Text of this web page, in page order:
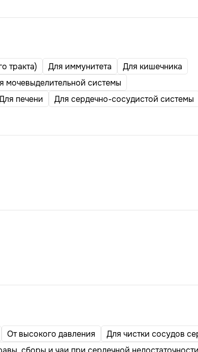
тракта) Для иммунитета
Для кишечника
мочевыделительной системы
печени
Для сердечно-сосудистой системы
От высокого давления
Для чистки сосудов